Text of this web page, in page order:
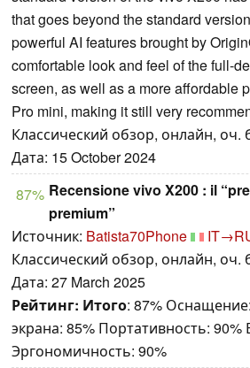
that goes beyond the standard
powerful AI features brought by
comfortable look and feel of the full-
screen, as well as a more affordable
Pro mini, making it still very
Классический обзор, онлайн,
Дата: 15 October 2024
87% Recensione vivo X200 : il
premium”
Источник: Batista70Phone
Классический обзор, онлайн,
Дата: 27 March 2025
Рейтинг: Итого: 87%
экрана: 85% Портативность:
Эргономичность: 90%